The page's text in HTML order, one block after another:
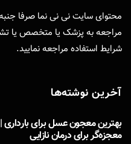
محتوای سایت نی نی نما صرفا
مراجعه به پزشک یا متخصص یا
شرایط استفاده مراجعه نمایید.
آخرین نوشته‌ها
بهترین معجون عسل برای بارداری
معجزه‌گر برای درمان نازایی